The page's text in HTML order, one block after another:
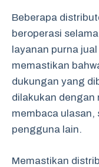
Beberapa
beroperasi
layanan purna
memastikan
dukungan yang
dilakukan dengan
membaca ulasan,
pengguna lain.
Memastikan